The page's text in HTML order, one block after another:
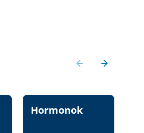
Hormonok